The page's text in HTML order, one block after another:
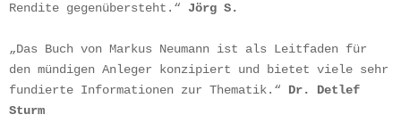
Rendite gegenübersteht.“ Jörg S.
„Das Buch von Markus Neumann ist als Leitfaden für
den mündigen Anleger konzipiert und bietet viele sehr
fundierte Informationen zur Thematik.“ Dr. Detlef
Sturm